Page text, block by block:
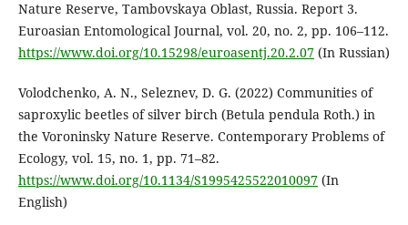
Nature Reserve, Tambovskaya Oblast, Russia. Report 3.
Euroasian Entomological Journal, vol. 20, no. 2, pp. 106–112.
https://www.doi.org/10.15298/euroasentj.20.2.07(In Russian)
Volodchenko, A. N., Seleznev, D. G. (2022) Communities of
saproxylic beetles of silver birch (Betula pendula Roth.) in
the Voroninsky Nature Reserve. Contemporary Problems of
Ecology, vol. 15, no. 1, pp. 71–82.
https://www.doi.org/10.1134/S1995425522010097(In
English)